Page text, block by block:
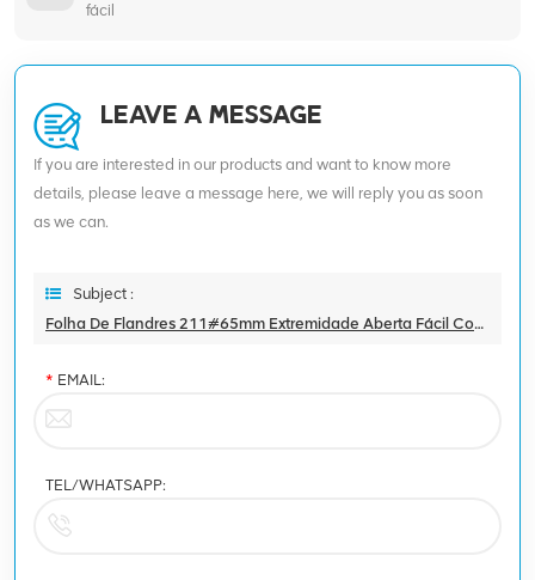
fácil
LEAVE A MESSAGE
If you are interested in our products and want to know more
details, please leave a message here, we will reply you as soon
as we can.
Subject :
Folha De Flandres 211#65mm Extremidade Aberta Fácil Completo
* EMAIL:
TEL/WHATSAPP: